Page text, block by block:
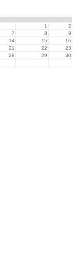
1
2
7 8
9
14 15
16
21 22
23
28 29
30